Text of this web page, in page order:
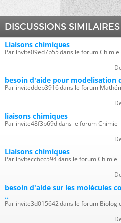
DISCUSSIONS SIMILAIRES
Liaisons chimiques
Par invite09ed7b55 dans le forum Chimie
besoin d'aide pour modelisation
Par inviteddeb3916 dans le forum
liaisons chimiques
Par invite48f3b69d dans le forum Chimie
Liaisons chimiques
Par invitecc6cc594 dans le forum Chimie
besoin d'aide sur les molécules
..
Par invite3d015642 dans le forum Biologie